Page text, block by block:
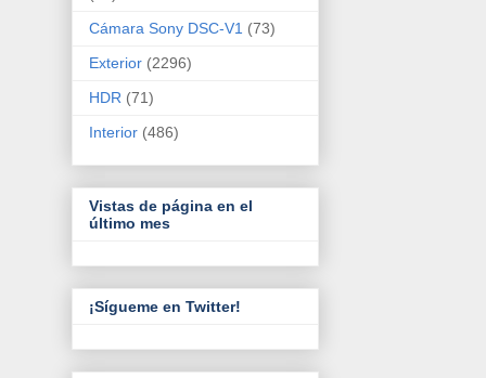
Cámara Sony DSC-V1 (73)
Exterior (2296)
HDR (71)
Interior (486)
Vistas de página en el
último mes
¡Sígueme en Twitter!